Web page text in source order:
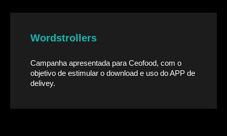
Wordstrollers
Campanha apresentada para Ceofood, com o
objetivo de estimular o download e uso do APP de
delivey.